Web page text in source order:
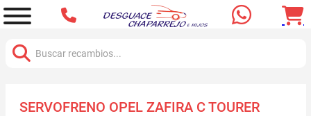
SERVOFRENO OPEL ZAFIRA C TOURER